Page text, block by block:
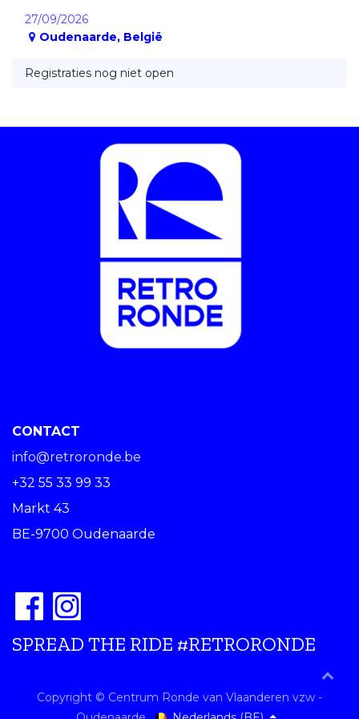
27/09/2026
Oudenaarde, België
Registraties nog niet open
CONTACT
info@retroronde.be
+32 55 33 99 33
Markt 43
BE-9700 Oudenaarde
SPREAD THE RIDE #RETRORONDE
Copyright © Centrum Ronde van Vlaanderen vzw -